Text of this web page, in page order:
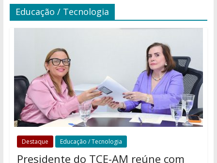
Educação / Tecnologia
Destaque Educação / Tecnologia
Presidente do TCE-AM reúne com